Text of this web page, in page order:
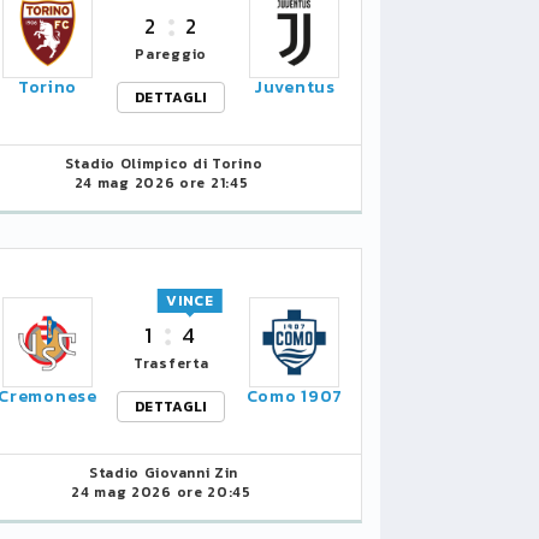
Torino
2 2
Pareggio
DETTAGLI
Juventus
Stadio Olimpico di Torino
24 mag 2026 ore 21:45
Cremonese
1 4
VINCE
Trasferta
DETTAGLI
Como 1907
Stadio Giovanni Zin
24 mag 2026 ore 20:45